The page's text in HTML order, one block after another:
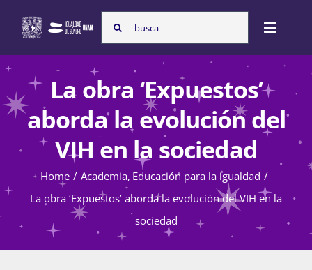
content
Search
for:
Toggle
Inicio
Nosotras
Programas
Atención de la violencia de género
La obra ‘Expuestos’
aborda la evolución del
VIH en la sociedad
Home Academia Educación para la igualdad
La obra ‘Expuestos’ aborda la evolución del VIH en la
sociedad